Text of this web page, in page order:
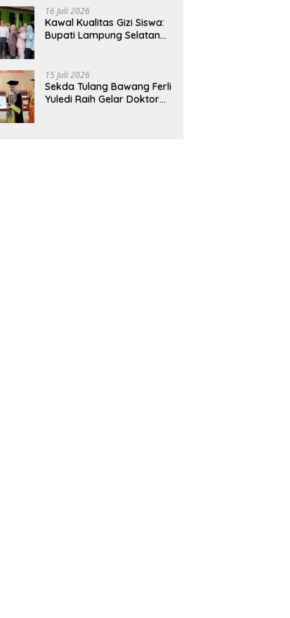
Terintegrasi Pertama di
Lampung
16 Juli 2026
Kawal Kualitas Gizi Siswa:
Bupati Lampung Selatan
Bergizi Gratis di Natar
15 Juli 2026
Sekda Tulang Bawang Ferli
Yuledi Raih Gelar Doktor